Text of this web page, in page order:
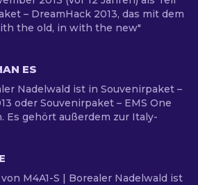
– DreamHack 2013, das mit dem
the old, in with the new"
ES
Nadelwald ist in Souvenirpaket –
oder Souvenirpaket – EMS One
Es gehört außerdem zur Italy-
M4A1-S | Borealer Nadelwald ist